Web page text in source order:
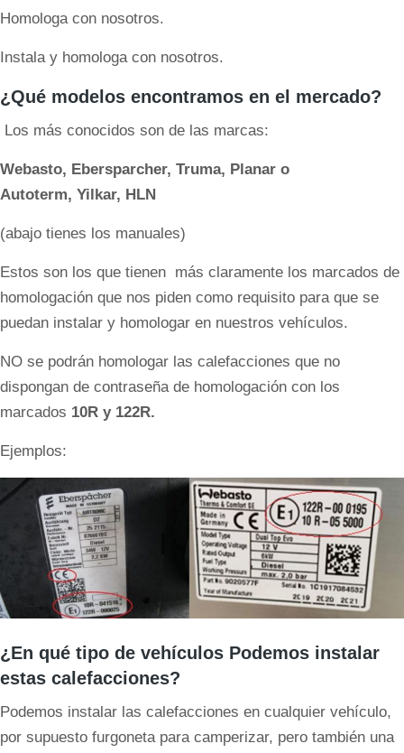
Homologa con nosotros.
Instala y homologa con nosotros.
¿Qué modelos encontramos en el mercado?
Los más conocidos son de las marcas:
Webasto, Ebersparcher, Truma, Planar o
Autoterm, Yilkar, HLN
(abajo tienes los manuales)
Estos son los que tienen más claramente los marcados de
homologación que nos piden como requisito para que se
puedan instalar y homologar en nuestros vehículos.
NO se podrán homologar las calefacciones que no
dispongan de contraseña de homologación con los
marcados 10R y 122R.
Ejemplos:
¿En qué tipo de vehículos Podemos instalar
estas calefacciones?
Podemos instalar las calefacciones en cualquier vehículo,
por supuesto furgoneta para camperizar, pero también una